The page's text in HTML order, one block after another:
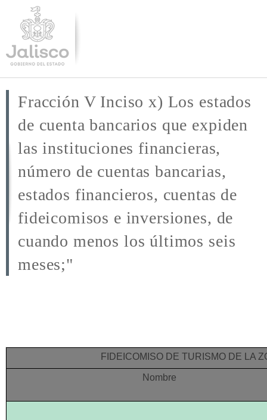
Fracción V Inciso x) Los estados
de cuenta bancarios que expiden
las instituciones financieras,
número de cuentas bancarias,
estados financieros, cuentas de
fideicomisos e inversiones, de
cuando menos los últimos seis
meses;"
FIDEICOMISO DE TURISMO DE LA
Nombre